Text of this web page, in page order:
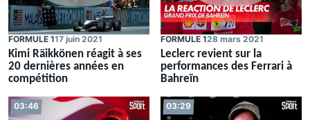
FORMULE 117 juin 2021
Kimi Räikkönen réagit à ses
20 dernières années en
compétition
FORMULE 128 mars 2021
Leclerc revient sur la
performances des Ferrari à
Bahreïn
03:46 03:29